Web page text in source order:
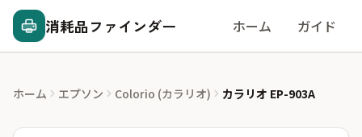
消耗品ファインダー ホーム ガイド
ホーム エプソン Colorio (カラリオ) カラリオ EP-903A